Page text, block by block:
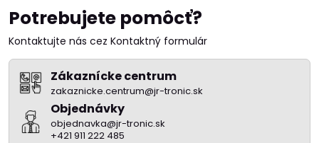
Potrebujete pomôcť?
Kontaktujte nás cez Kontaktný formulár
Zákaznícke centrum
zakaznicke.centrum@jr-tronic.sk
Objednávky
objednavka@jr-tronic.sk
+421 911 222 485